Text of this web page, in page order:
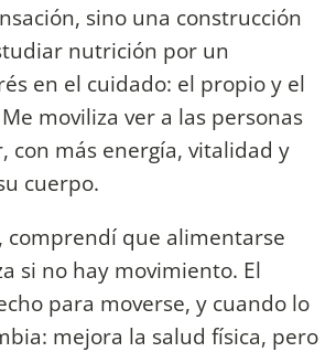
sino una construcción
nutrición por un
en el cuidado: el propio y el
moviliza ver a las personas
con más energía, vitalidad y
cuerpo.
comprendí que alimentarse
si no hay movimiento. El
para moverse, y cuando lo
mejora la salud física, pero